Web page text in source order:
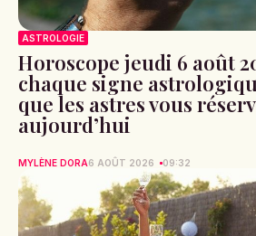
ASTROLOGIE
Horoscope jeudi 6 août
chaque signe
que les astres vous
aujourd’hui
MYLÈNE DORA6 AOÛT 2026 09:32